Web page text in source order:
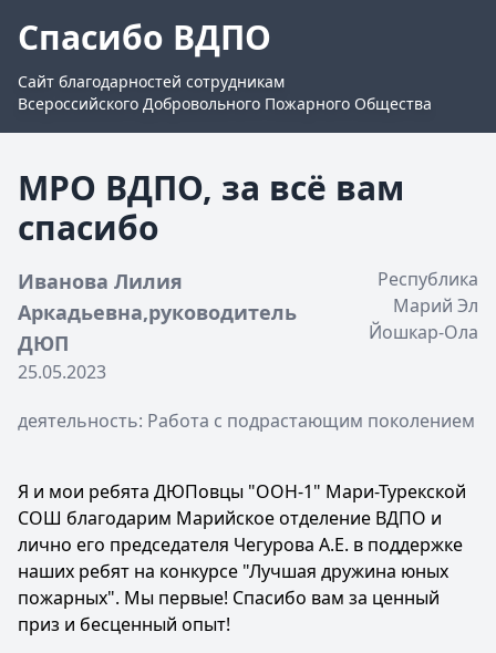
Спасибо ВДПО
Сайт благодарностей сотрудникам
Всероссийского Добровольного Пожарного Общества
МРО ВДПО, за всё вам
спасибо
Иванова Лилия
Аркадьевна,руководитель
ДЮП
25.05.2023
Республика
Марий Эл
Йошкар-Ола
деятельность: Работа с подрастающим поколением
Я и мои ребята ДЮПовцы "ООН-1" Мари-Турекской
СОШ благодарим Марийское отделение ВДПО и
лично его председателя Чегурова А.Е. в поддержке
наших ребят на конкурсе "Лучшая дружина юных
пожарных". Мы первые! Спасибо вам за ценный
приз и бесценный опыт!